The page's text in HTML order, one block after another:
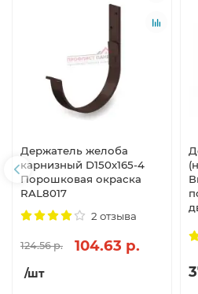
Держатель желоба
карнизный D150х165-4
Порошковая окраска
RAL8017
2 отзыва
124.56 р. 104.63 р.
/шт